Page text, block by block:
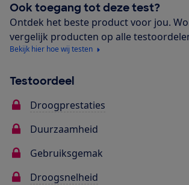
Ook toegang tot deze test?
Ontdek het beste product voor jou.
vergelijk producten op alle
Bekijk hier hoe wij testen
Testoordeel
Droogprestaties
Duurzaamheid
Gebruiksgemak
Droogsnelheid